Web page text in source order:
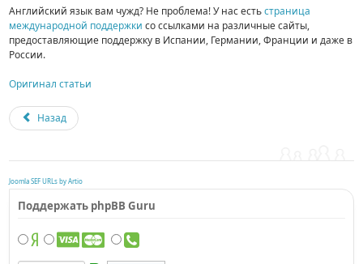
Английский язык вам чужд? Не проблема! У нас естьстраница
международной поддержки со ссылками на различные сайты,
предоставляющие поддержку в Испании, Германии, Франции и даже в
России.
Оригинал статьи
Назад
Joomla SEF URLs by Artio
Поддержать phpBB Guru